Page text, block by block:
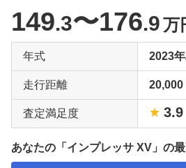
149.3〜176.9万
年式 2023
走行距離 20,000
査定満足度 3.9
あなたの「インプレッサ XV」の